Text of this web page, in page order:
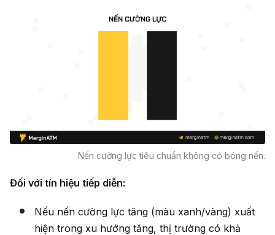
Nến cường lực tiêu chuẩn không có bóng nến.
Đối với tín hiệu tiếp diễn:
Nếu nến cường lực tăng (màu xanh/vàng) xuất
hiện trong xu hướng tăng, thị trường có khả